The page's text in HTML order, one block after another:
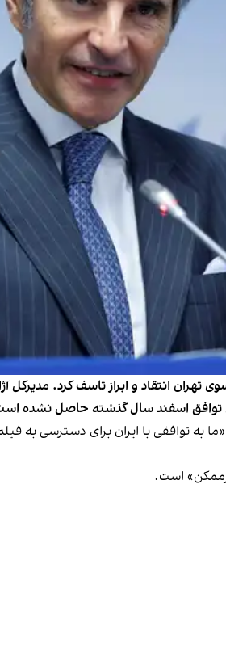
انتقاد و ابراز تاسف کرد. مدیرکل
توافق اسفند سال گذشته حاصل نشده
گفت: «ما به توافقی با ایران برای
است.